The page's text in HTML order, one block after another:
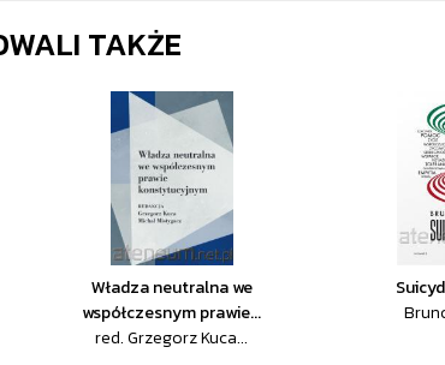
TAKŻE
Władza neutralna we
współczesnym prawie...
red. Grzegorz Kuca...